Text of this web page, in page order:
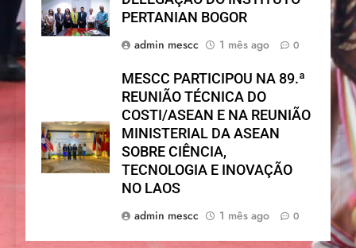
PERTANIAN BOGOR
admin mescc
1 mês ago 0
MESCC PARTICIPOU NA 89.ª
REUNIÃO TÉCNICA DO
COSTI/ASEAN E NA REUNIÃO
MINISTERIAL DA ASEAN
SOBRE CIÊNCIA,
TECNOLOGIA E INOVAÇÃO
NO LAOS
admin mescc
1 mês ago 0